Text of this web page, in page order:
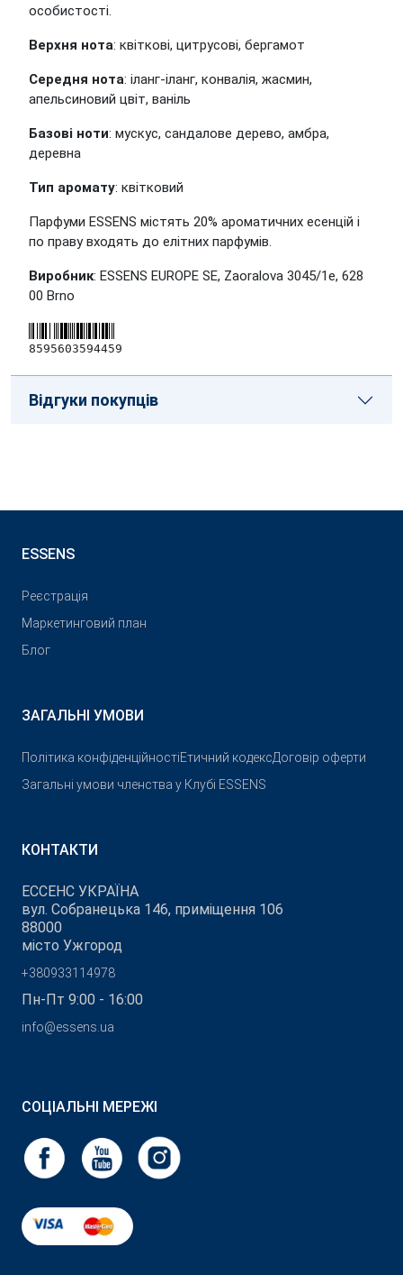
особистості.
Верхня нота: квіткові, цитрусові, бергамот
Середня нота: іланг-іланг, конвалія, жасмин,
апельсиновий цвіт, ваніль
Базові ноти: мускус, сандалове дерево, амбра,
деревна
Тип аромату: квітковий
Парфуми ESSENS містять 20% ароматичних есенцій і
по праву входять до елітних парфумів.
Виробник: ESSENS EUROPE SE, Zaoralova 3045/1e, 628
00 Brno
8595603594459
Відгуки покупців
ESSENS
Реєстрація
Маркетинговий план
Блог
ЗАГАЛЬНІ УМОВИ
Політика конфіденційностіЕтичний кодексДоговір оферти
Загальні умови членства у Клубі ESSENS
КОНТАКТИ
ЕССЕНС УКРАЇНА
вул. Собранецька 146, приміщення 106
88000
місто Ужгород
+380933114978
Пн-Пт 9:00 - 16:00
info@essens.ua
СОЦІАЛЬНІ МЕРЕЖІ